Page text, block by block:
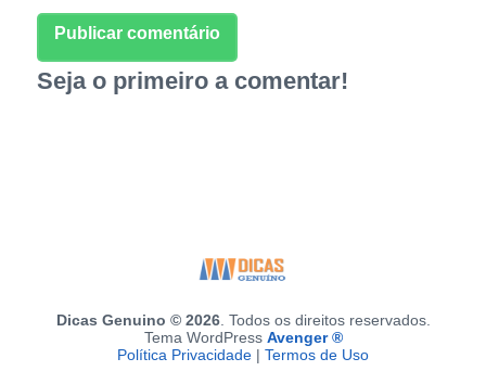
Seja o primeiro a comentar!
Dicas Genuino © 2026. Todos os direitos reservados.
Tema WordPress Avenger ®
Política Privacidade | Termos de Uso